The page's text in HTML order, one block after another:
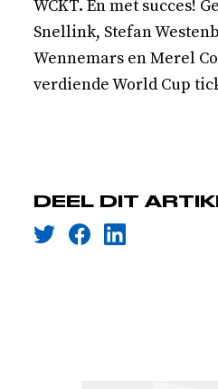
WCKT. En met succes!
Snellink, Stefan
Wennemars en Merel
verdiende World Cup
DEEL DIT